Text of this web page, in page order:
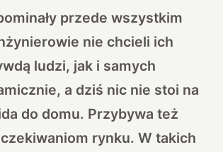
przede wszystkim
nie chcieli ich
ludzi, jak i samych
a dziś nic nie stoi na
do domu. Przybywa też
rynku. W takich